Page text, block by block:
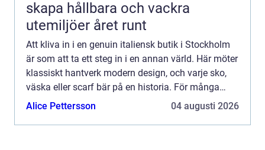
skapa hållbara och vackra
utemiljöer året runt
Att kliva in i en genuin italiensk butik i Stockholm
är som att ta ett steg in i en annan värld. Här möter
klassiskt hantverk modern design, och varje sko,
väska eller scarf bär på en historia. För många
handlar shopping inte längre bara om att köpa ...
Alice Pettersson 04 augusti 2026